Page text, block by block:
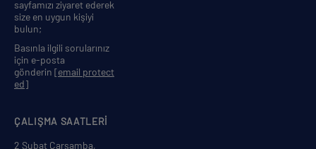
ÇALIŞMA SAATLERİ
2 Şubat Çarşamba,
sayfamızı ziyaret ederek
size en uygun kişiyi
bulun;
Basınla ilgili sorularınız
için e-posta
gönderin [email protect
ed]